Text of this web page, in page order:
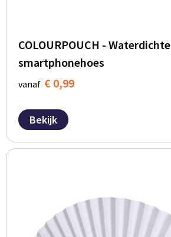
COLOURPOUCH - Waterdichte
smartphonehoes
vanaf € 0,99
Bekijk